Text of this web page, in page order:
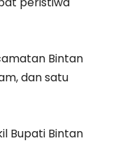
Bintan
dan satu
Bupati Bintan